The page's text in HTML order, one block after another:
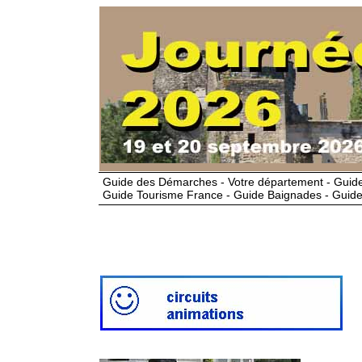
Guide des Démarches - Votre département -
Guide Tourisme France - Guide Baignades -